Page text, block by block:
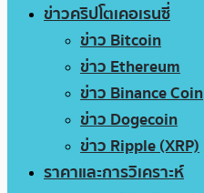
ข่าวคริปโตเคอเรนซี่
ข่าว Bitcoin
ข่าว Ethereum
ข่าว Binance Coin
ข่าว Dogecoin
ข่าว Ripple (XRP)
ราคาและการวิเคราะห์